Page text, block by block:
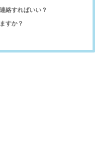
絡すればいい？
すか？